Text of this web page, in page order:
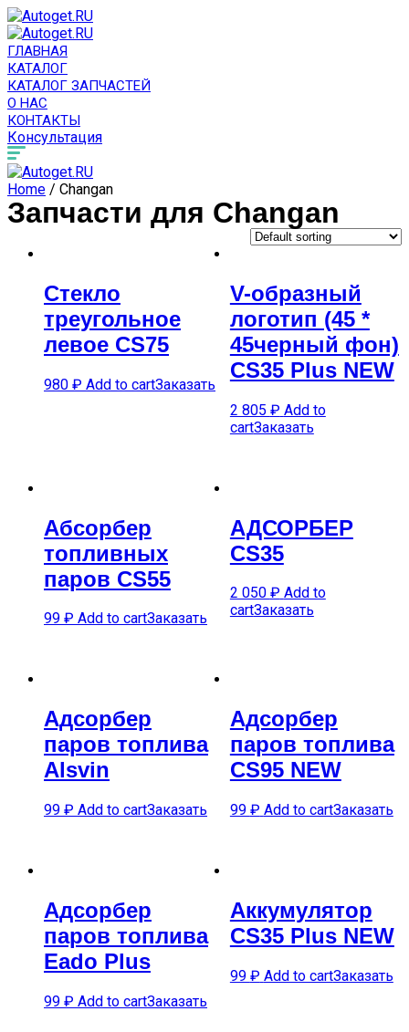
ГЛАВНАЯ
КАТАЛОГ
КАТАЛОГ ЗАПЧАСТЕЙ
О НАС
КОНТАКТЫ
Консультация
Home / Changan
Запчасти для Changan
Cтекло
треугольное
левое CS75
980 ₽ Add to cartЗаказать
V-образный
логотип (45 *
45черный фон)
CS35 Plus NEW
2 805 ₽ Add to
cartЗаказать
Абсорбер
топливных
паров CS55
99 ₽ Add to cartЗаказать
АДСОРБЕР
CS35
2 050 ₽ Add to
cartЗаказать
Адсорбер
паров топлива
Alsvin
99 ₽ Add to cartЗаказать
Адсорбер
паров топлива
CS95 NEW
99 ₽ Add to cartЗаказать
Адсорбер
паров топлива
Eado Plus
99 ₽ Add to cartЗаказать
Аккумулятор
CS35 Plus NEW
99 ₽ Add to cartЗаказать